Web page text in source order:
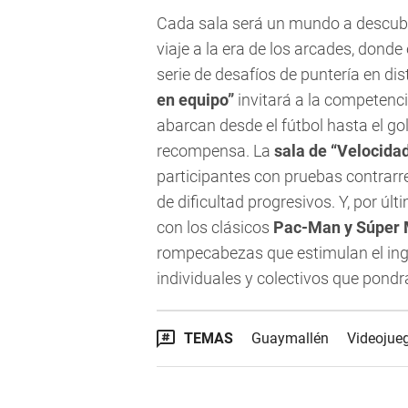
Cada sala será un mundo a
viaje a la era de los arcades,
serie de desafíos de puntería en
en equipo” invitará a la
abarcan desde el fútbol hasta el
recompensa. La sala de
participantes con pruebas
de dificultad progresivos. Y, por
con los clásicos Pac-Man y Súper
rompecabezas que estimulan el
individuales y colectivos que
TEMAS Guaymallén